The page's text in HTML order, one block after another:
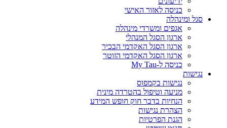
כניסה לאזור האישי
סגל ומינהלה
אגפים ומשרדי מינהלה
ארגון הסגל המנהלי
ארגון הסגל האקדמי הבכיר
ארגון הסגל האקדמי הזוטר
כניסה ל-My Tau
נגישות
נגישות בקמפוס
מניעה וטיפול בהטרדה מינית
הנחיות בדבר חוק חופש המידע
הצהרת נגישות
הגנת הפרטיות